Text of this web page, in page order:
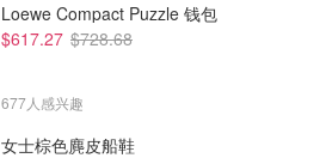
Loewe Compact Puzzle 钱包
$617.27 $728.68
677人感兴趣
女士棕色麂皮船鞋